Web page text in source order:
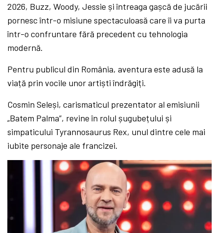
2026, Buzz, Woody, Jessie și întreaga gașcă de jucării
pornesc într-o misiune spectaculoasă care îi va purta
într-o confruntare fără precedent cu tehnologia
modernă.
Pentru publicul din România, aventura este adusă la
viață prin vocile unor artiști îndrăgiți.
Cosmin Seleși, carismaticul prezentator al emisiunii
„Batem Palma”, revine în rolul șugubețului și
simpaticului Tyrannosaurus Rex, unul dintre cele mai
iubite personaje ale francizei.